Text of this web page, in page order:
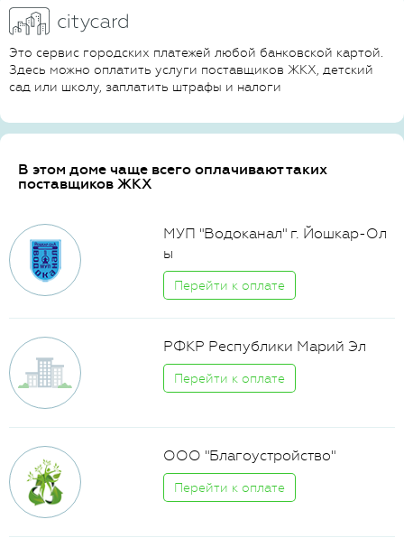
Это сервис городских платежей любой банковской картой.
Здесь можно оплатить услуги поставщиков ЖКХ, детский
сад или школу, заплатить штрафы и налоги
В этом доме чаще всего оплачивают таких
поставщиков ЖКХ
МУП "Водоканал" г. Йошкар-Ол
ы
Перейти к оплате
РФКР Республики Марий Эл
Перейти к оплате
ООО "Благоустройство"
Перейти к оплате